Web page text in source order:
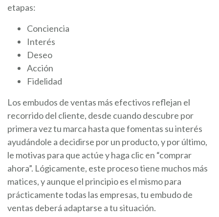
etapas:
Conciencia
Interés
Deseo
Acción
Fidelidad
Los embudos de ventas más efectivos reflejan el
recorrido del cliente, desde cuando descubre por
primera vez tu marca hasta que fomentas su interés
ayudándole a decidirse por un producto, y por último,
le motivas para que actúe y haga clic en “comprar
ahora”. Lógicamente, este proceso tiene muchos más
matices, y aunque el principio es el mismo para
prácticamente todas las empresas, tu embudo de
ventas deberá adaptarse a tu situación.